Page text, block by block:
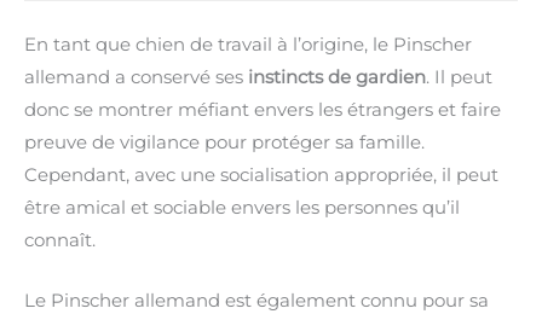
En tant que chien de travail à l’origine, le Pinscher
allemand a conservé ses instincts de gardien. Il peut
donc se montrer méfiant envers les étrangers et faire
preuve de vigilance pour protéger sa famille.
Cependant, avec une socialisation appropriée, il peut
être amical et sociable envers les personnes qu’il
connaît.
Le Pinscher allemand est également connu pour sa